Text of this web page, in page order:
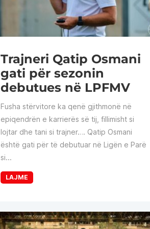
Trajneri Qatip Osmani
gati për sezonin
debutues në LPFMV
Fusha stërvitore ka qenë gjithmonë në
epiqendrën e karrierës së tij, fillimisht si
lojtar dhe tani si trajner…. Qatip Osmani
është gati për të debutuar në Ligën e Parë
si...
LAJME